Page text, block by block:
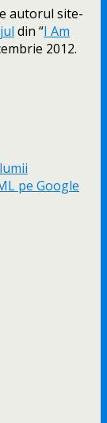
autorul site-
din “I Am
2012.
pe Google